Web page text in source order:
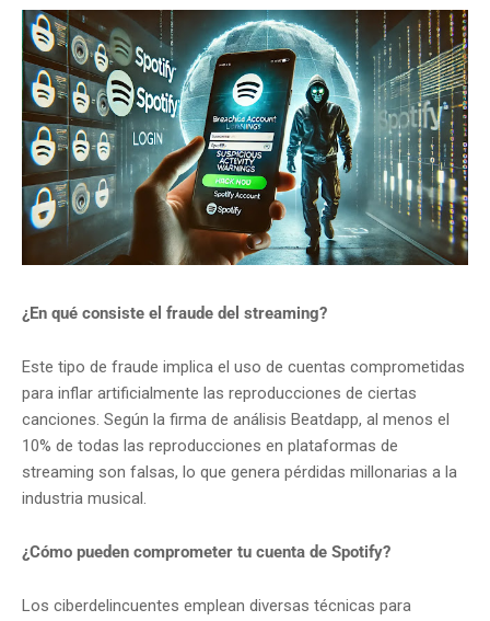
¿En qué consiste el fraude del streaming?
Este tipo de fraude implica el uso de cuentas comprometidas
para inflar artificialmente las reproducciones de ciertas
canciones. Según la firma de análisis Beatdapp, al menos el
10% de todas las reproducciones en plataformas de
streaming son falsas, lo que genera pérdidas millonarias a la
industria musical.
¿Cómo pueden comprometer tu cuenta de Spotify?
Los ciberdelincuentes emplean diversas técnicas para